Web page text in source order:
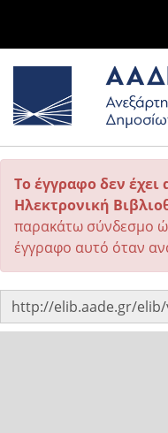
Το έγγραφο δεν
Ηλεκτρονική
παρακάτω σύνδεσμο
έγγραφο αυτό όταν